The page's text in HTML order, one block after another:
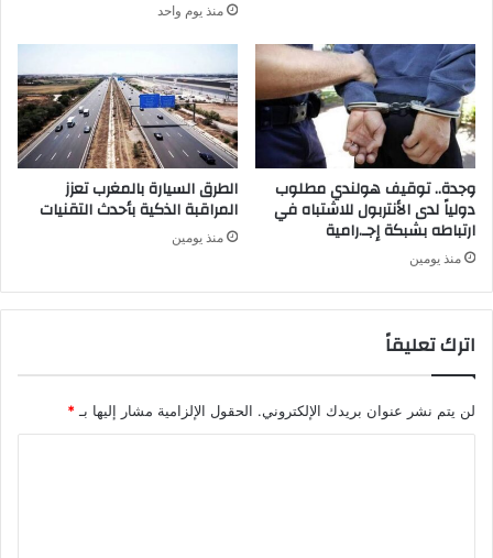
منذ يوم واحد
وجدة.. توقيف هولندي مطلوب
دولياً لدى الأنتربول للاشتباه في
ارتباطه بشبكة إجـ.رامية
منذ يومين
الطرق السيارة بالمغرب تعزز
المراقبة الذكية بأحدث التقنيات
منذ يومين
اترك تعليقاً
لن يتم نشر عنوان بريدك الإلكتروني. الحقول الإلزامية مشار إليها بـ *